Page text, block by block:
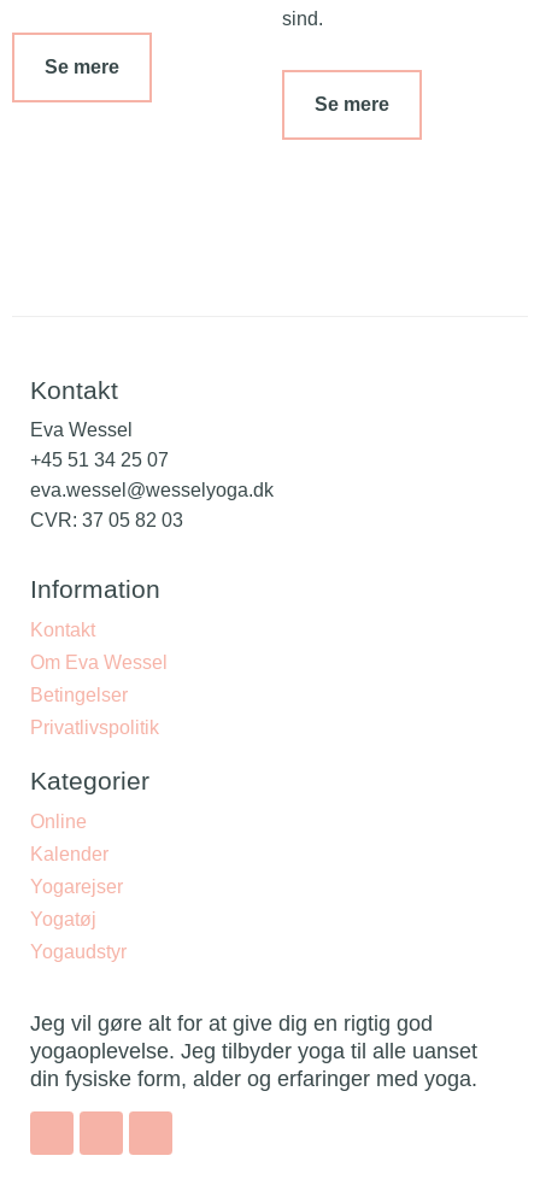
Se mere
sind.
Se mere
Kontakt
Eva Wessel
+45 51 34 25 07
eva.wessel@wesselyoga.dk
CVR: 37 05 82 03
Information
Kontakt
Om Eva Wessel
Betingelser
Privatlivspolitik
Kategorier
Online
Kalender
Yogarejser
Yogatøj
Yogaudstyr
Jeg vil gøre alt for at give dig en rigtig god
yogaoplevelse. Jeg tilbyder yoga til alle uanset
din fysiske form, alder og erfaringer med yoga.